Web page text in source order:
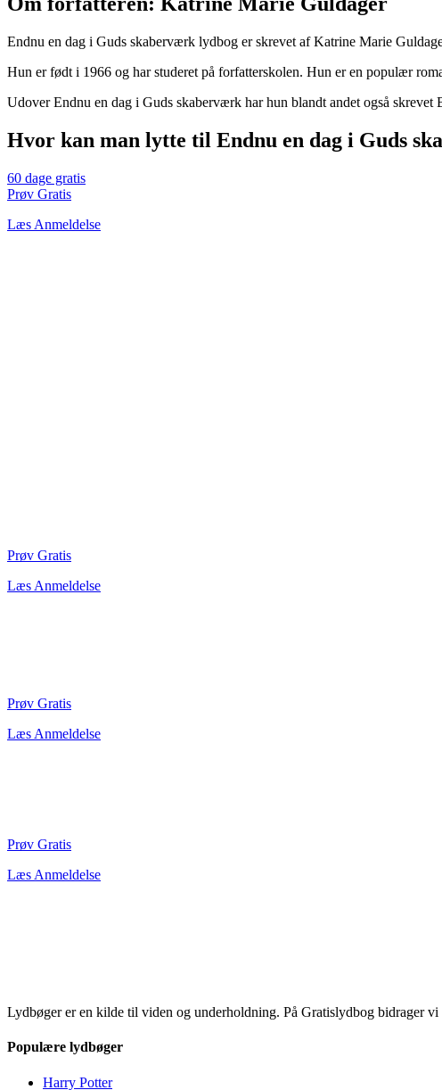
Endnu en dag i Guds skaberværk lydbog er skrevet af Katrine Marie
Hun er født i 1966 og har studeret på forfatterskolen. Hun er en populær
Udover Endnu en dag i Guds skaberværk har hun blandt andet også skrevet
Hvor kan man lytte til Endnu en dag i Guds
60 dage gratis
Prøv Gratis
Læs Anmeldelse
Prøv Gratis
Læs Anmeldelse
Prøv Gratis
Læs Anmeldelse
Prøv Gratis
Læs Anmeldelse
Lydbøger er en kilde til viden og underholdning. På Gratislydbog bidrager
Populære lydbøger
Harry Potter